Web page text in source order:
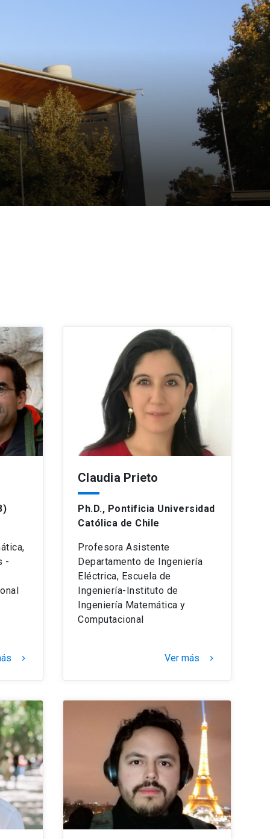
-
keyboard_arrow_right
Claudia Prieto
Ph.D., Pontificia Universidad
Católica de Chile
Profesora Asistente
Departamento de Ingeniería
Eléctrica, Escuela de
Ingeniería-Instituto de
Ingeniería Matemática y
Computacional
Ver más keyboard_arrow_right